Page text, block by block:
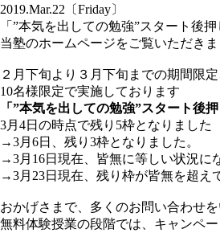
2019.Mar.22〔Friday〕
「”本気を出しての勉強”スタート後
当塾のホームページをご覧いただき
２月下旬より３月下旬までの期間限定
10名様限定で実施しております
「”本気を出しての勉強”スタート後
3月4日の時点で残り5枠となりました
→3月6日、残り3枠となりました。
→3月16日現在、皆無に等しい状況に
→3月23日現在、残り枠が皆無を超え
おかげさまで、多くのお問い合わせを
無料体験授業の段階では、キャンペ